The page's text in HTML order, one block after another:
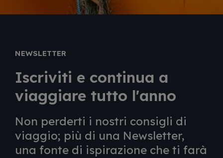
NEWSLETTER
Iscriviti e continua a
viaggiare tutto l'anno
Non perderti i nostri consigli di
viaggio; più di una Newsletter,
una fonte di ispirazione che ti farà